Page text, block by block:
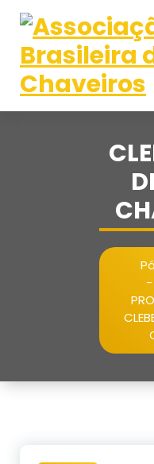
para
conteúdo
-